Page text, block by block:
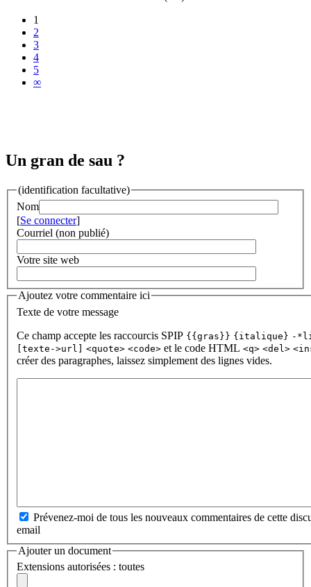
1
2
3
4
5
∞
Un gran de sau ?
(identification facultative)
Nom
[Se connecter]
Courriel (non publié)
Votre site web
Ajoutez votre commentaire ici
Texte de votre message
Ce champ accepte les raccourcis SPIP {{gras}} {italique} -
[texte->url] <quote> <code> et le code HTML <q> <del>
créer des paragraphes, laissez simplement des lignes vides.
Prévenez-moi de tous les nouveaux commentaires de cette
email
Ajouter un document
Extensions autorisées : toutes